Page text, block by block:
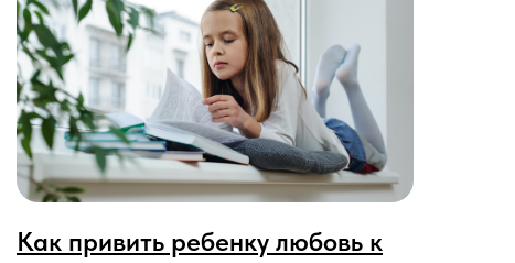
Как привить ребенку любовь к